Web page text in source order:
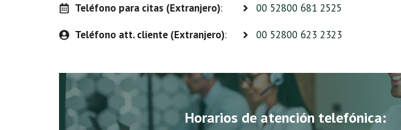
Teléfono para citas (Extranjero):
00 52800 681 2525
Teléfono att. cliente (Extranjero): 00 52800 623 2323
Horarios de atención telefónica: